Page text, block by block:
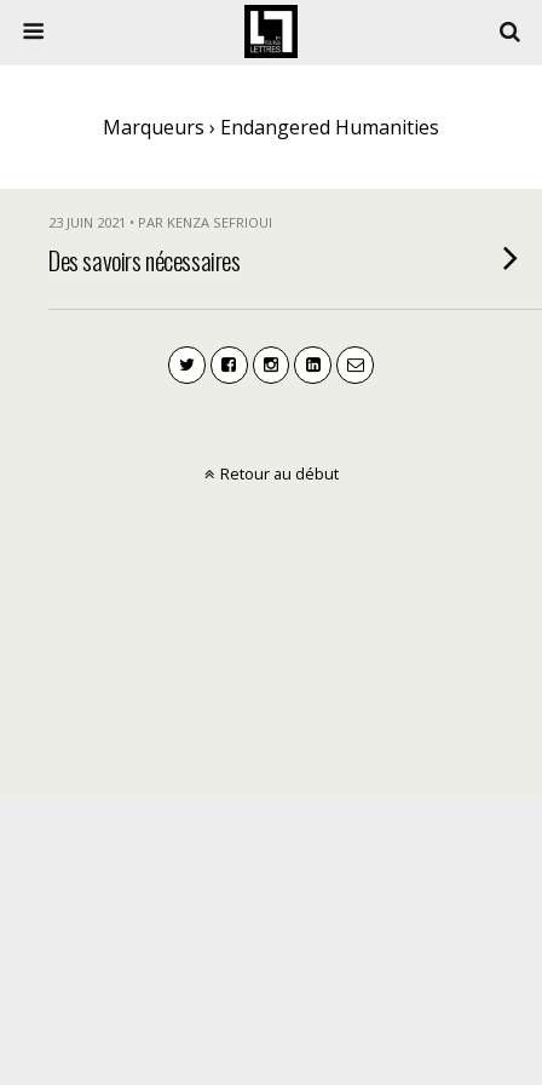
Marqueurs › Endangered Humanities
23 JUIN 2021 • PAR KENZA SEFRIOUI
Des savoirs nécessaires
Retour au début